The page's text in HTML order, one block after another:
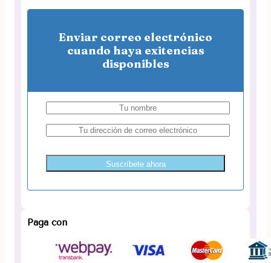
Enviar correo electrónico
cuando haya exitencias
disponibles
Suscríbete ahora
Paga con